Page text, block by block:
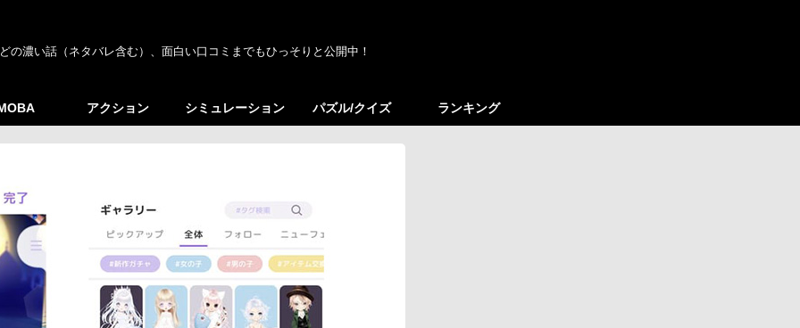
濃い話（ネタバレ含む）、面白い口コミまでもひっそりと公開中！
アクション シミュレーション パズル/クイズ ランキング